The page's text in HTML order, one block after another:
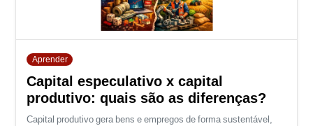
Aprender
Capital especulativo x capital
produtivo: quais são as diferenças?
Capital produtivo gera bens e empregos de forma sustentável,